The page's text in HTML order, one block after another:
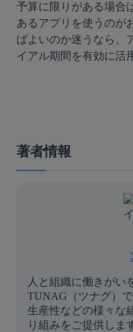
予算に限りがある場合
あるアプリを使うのが
ばよいのか迷うなら、
イアル期間を有効に活
著者情報
人と組織に働きがい
TUNAG（ツナグ）
生産性などの様々な
り組みをご提供しま